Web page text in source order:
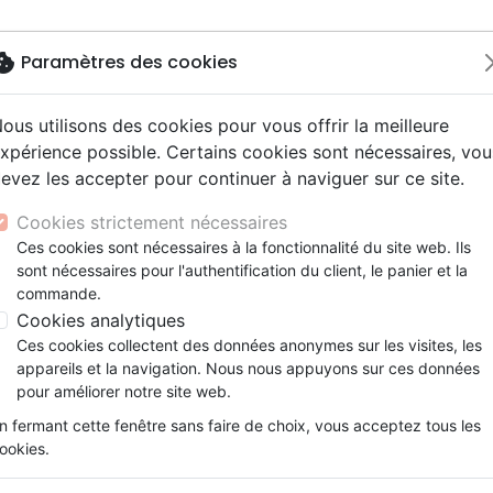
NouveautésBibles
Testaments
Etude biblique
Segond 21
Segond
NEG
Livres
Bandes dessinées
Famille, couple
Souffrance, Relation d'aide
Santé
eBooks
Couple
Découverte de la foi
Méditations
Souffrance, Relation d'aide
Psychologie
ans
Adolescents, jeunes
Bibles jeunesse
Latino, Folk
Soul
Rap, Hip-hop
Instrumental
Louange, Adoration
Hardrock, Métal
animés
conférences
Films, fiction
Documentaires, reportages
Jeux
Accessoires de Bible
Papeterie
L’Évangile de Marc en BD - Bleu - Le texte
L’Évangile de Marc en BD -
Le texte intégral sous forme de
Illustrateur :
RéférenceFAR4677 EAN9782863146774
Description
Et vous, qui dites-vous que je suis ?
Cette question posée par Jésus
Paramètres des cookies
utilisons des cookies pour vous offrir la meilleure
possible. Certains cookies sont nécessaires,
les accepter pour continuer à naviguer sur ce site.
Cookies strictement nécessaires
Ces cookies sont nécessaires à la fonctionnalité du site web. Ils
sont nécessaires pour l'authentification du client, le panier et la
commande.
Cookies analytiques
Ces cookies collectent des données anonymes sur les visites, les
appareils et la navigation. Nous nous appuyons sur ces données
pour améliorer notre site web.
fermant cette fenêtre sans faire de choix, vous acceptez tous les